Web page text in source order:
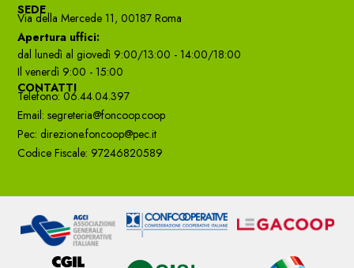
SEDE
Via della Mercede 11, 00187 Roma
Apertura uffici:
dal lunedì al giovedì 9:00/13:00 - 14:00/18:00
Il venerdì 9:00 - 15:00
CONTATTI
Telefono: 06.44.04.397
Email: segreteria@foncoop.coop
Pec: direzione.foncoop@pec.it
Codice Fiscale: 97246820589